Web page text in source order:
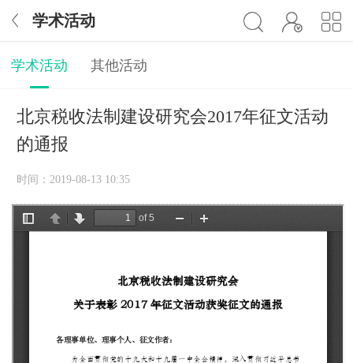
学术活动
学术活动 其他活动
北京税收法制建设研究会2017年征文活动
的通报
时间：2019-08-13 10:35